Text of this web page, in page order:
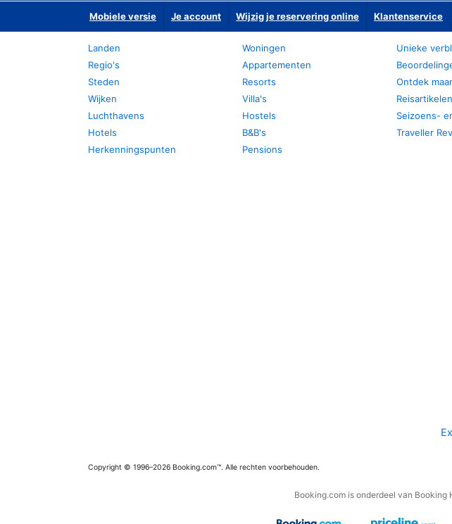
Mobiele versie Je account Wijzig je reservering online Klantenservice
Landen
Regio's
Steden
Wijken
Luchthavens
Hotels
Herkenningspunten
Woningen
Appartementen
Resorts
Villa's
Hostels
B&B's
Pensions
Unieke
Ontdek
Reisartikelen
Seizoens-
Traveller
Copyright © 1996–2026 Booking.com™. Alle rechten voorbehouden.
Booking.com is onderdeel van Booking